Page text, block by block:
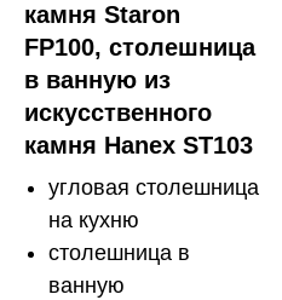
камня Staron
FP100, столешница
в ванную из
искусственного
камня Hanex ST103
угловая столешница
на кухню
столешница в
ванную